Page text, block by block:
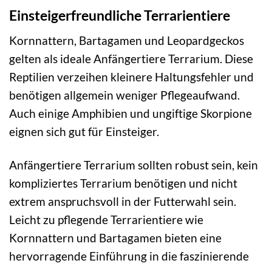
Einsteigerfreundliche Terrarientiere
Kornnattern, Bartagamen und Leopardgeckos
gelten als ideale Anfängertiere Terrarium. Diese
Reptilien verzeihen kleinere Haltungsfehler und
benötigen allgemein weniger Pflegeaufwand.
Auch einige Amphibien und ungiftige Skorpione
eignen sich gut für Einsteiger.
Anfängertiere Terrarium sollten robust sein, kein
kompliziertes Terrarium benötigen und nicht
extrem anspruchsvoll in der Futterwahl sein.
Leicht zu pflegende Terrarientiere wie
Kornnattern und Bartagamen bieten eine
hervorragende Einführung in die faszinierende